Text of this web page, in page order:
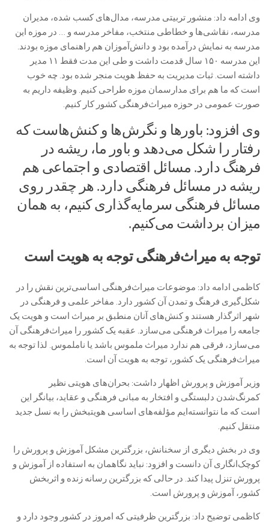
وی ادامه داد: منشور تربیتی مدرسه، مدال‌های کسب شده، مدیران
مدرسه، نقاشی‌ها و خطاطی منتخب، مفاخر مدرسه و … در موزه این
مدرسه به نمایش درآمده بود و دانش‌آموزان هم راهنمای موزه بودند.
این مدرسه ۱۵۰ سال قدمت داشت و طی این مدت فقط ۱۱ مدیر
داشته است. ثبات مدیریت به حفظ هویت منجر شده بود. چه خوب
است که ما هم برای مدارسمان موزه طراحی کنیم. وظیفه داریم به
صورت عمومی در حوزه میراث‌فرهنگی کشور کار کنیم.
وی افزود: باورها و نگرش‌ها و کنش‌هاست که
رفتار را شکل می‌دهد و باور ما، ریشه در
فرهنگ دارد. مسائل اقتصادی و اجتماعی هم
ریشه در مسائل فرهنگی دارد. هر چقدر روی
مسائل فرهنگی سرمایه‌گذاری کنیم، به همان
میزان برداشت می‌کنیم.
توجه به میراث‌فرهنگی توجه به هویت است
کاظمی ادامه داد: موضوعات میراث‌فرهنگی اساسی‌ترین نقش را در
شکل‌گیری فرهنگ و تمدن آن کشور دارد. مفاخر علمی و فرهنگی در
شهر اثرگذار هستند و کنش‌های آنان منطبق بر میراث است و هویت یک
جامعه را میراث فرهنگی می‌سازد. عقبه یک کشور را میراث‌فرهنگی آن
می‌سازد، فرقی هم ندارد میراث ملموس باشد یا ناملموس. لذا توجه به
میراث‌فرهنگی یک کشور، توجه به هویت آن است.
وزیر آموزش و پرورش اظهار داشت: بحران‌های هویتی نظیر
کمرنگ‌شدن دلبستگی و افتخار به مبانی فرهنگی و عقاید، بیانگر این
است که ما نتوانسته‌ایم مؤلفه‌های اساسی هویتبخش را به نسل جدید
منتقل کنیم.
وی در بخش دیگری از سخنانش، بزرگترین مشکل آموزش و پرورش را
کوچک‌انگاری آن دانست و افزود: نباید نگاهمان به استفاده از آموزش و
پرورش تنزل پیدا کند. در حالی که بزرگترین رسانه زنده و اثربخش
کشور، آموزش و پرورش است.
کاظمی توضیح داد: بزرگترین ظرفیتی که امروز در کشور وجود دارد و